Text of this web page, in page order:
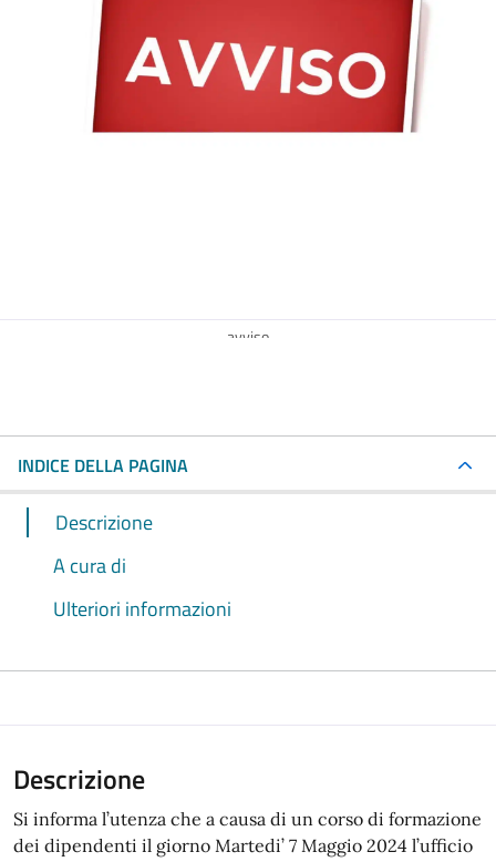
avviso
INDICE DELLA PAGINA
Descrizione
A cura di
Ulteriori informazioni
Descrizione
Si informa l’utenza che a causa di un corso di formazione
dei dipendenti il giorno Martedi’ 7 Maggio 2024 l’ufficio